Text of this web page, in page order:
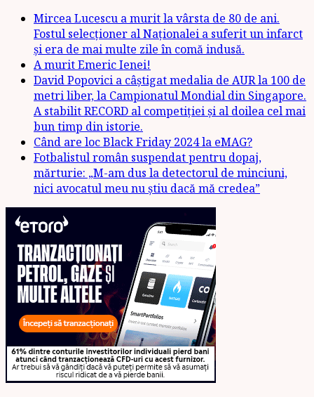
Mircea Lucescu a murit la vârsta de 80 de ani.
Fostul selecționer al Naționalei a suferit un infarct
și era de mai multe zile în comă indusă.
A murit Emeric Ienei!
David Popovici a câștigat medalia de AUR la 100 de
metri liber, la Campionatul Mondial din Singapore.
A stabilit RECORD al competiției și al doilea cel mai
bun timp din istorie.
Când are loc Black Friday 2024 la eMAG?
Fotbalistul român suspendat pentru dopaj,
mărturie: „M-am dus la detectorul de minciuni,
nici avocatul meu nu știu dacă mă credea”